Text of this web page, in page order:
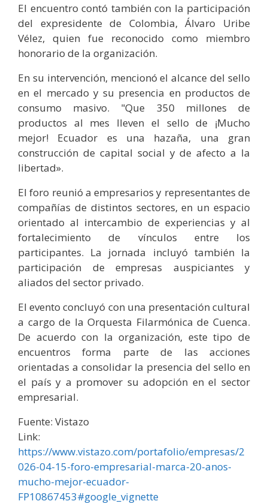
El encuentro contó también con la participación
del expresidente de Colombia, Álvaro Uribe
Vélez, quien fue reconocido como miembro
honorario de la organización.
En su intervención, mencionó el alcance del sello
en el mercado y su presencia en productos de
consumo masivo. "Que 350 millones de
productos al mes lleven el sello de ¡Mucho
mejor! Ecuador es una hazaña, una gran
construcción de capital social y de afecto a la
libertad».
El foro reunió a empresarios y representantes de
compañías de distintos sectores, en un espacio
orientado al intercambio de experiencias y al
fortalecimiento de vínculos entre los
participantes. La jornada incluyó también la
participación de empresas auspiciantes y
aliados del sector privado.
El evento concluyó con una presentación cultural
a cargo de la Orquesta Filarmónica de Cuenca.
De acuerdo con la organización, este tipo de
encuentros forma parte de las acciones
orientadas a consolidar la presencia del sello en
el país y a promover su adopción en el sector
empresarial.
Fuente: Vistazo
Link:
https://www.vistazo.com/portafolio/empresas/2
026-04-15-foro-empresarial-marca-20-anos-
mucho-mejor-ecuador-
FP10867453#google_vignette